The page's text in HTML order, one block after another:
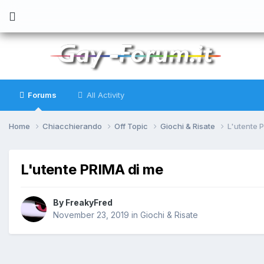
Forums All Activity
Home Chiacchierando Off Topic Giochi & Risate L'utente
L'utente PRIMA di me
By FreakyFred
November 23, 2019 in Giochi & Risate